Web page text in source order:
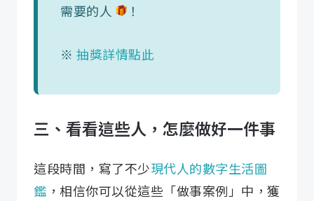
需要的人
！
※ 抽獎詳情點此
三、看看這些人，怎麼做好一件事
這段時間，寫了不少現代人的數字生活圖
鑑 ，相信你可以從這些「做事案例」中，獲